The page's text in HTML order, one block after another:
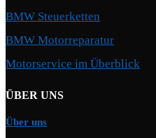
BMW Steuerketten
BMW Motorreparatur
Motorservice im Überblick
ÜBER UNS
Über uns